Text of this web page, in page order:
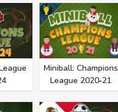
Miniball: Champions
League 2020‑21